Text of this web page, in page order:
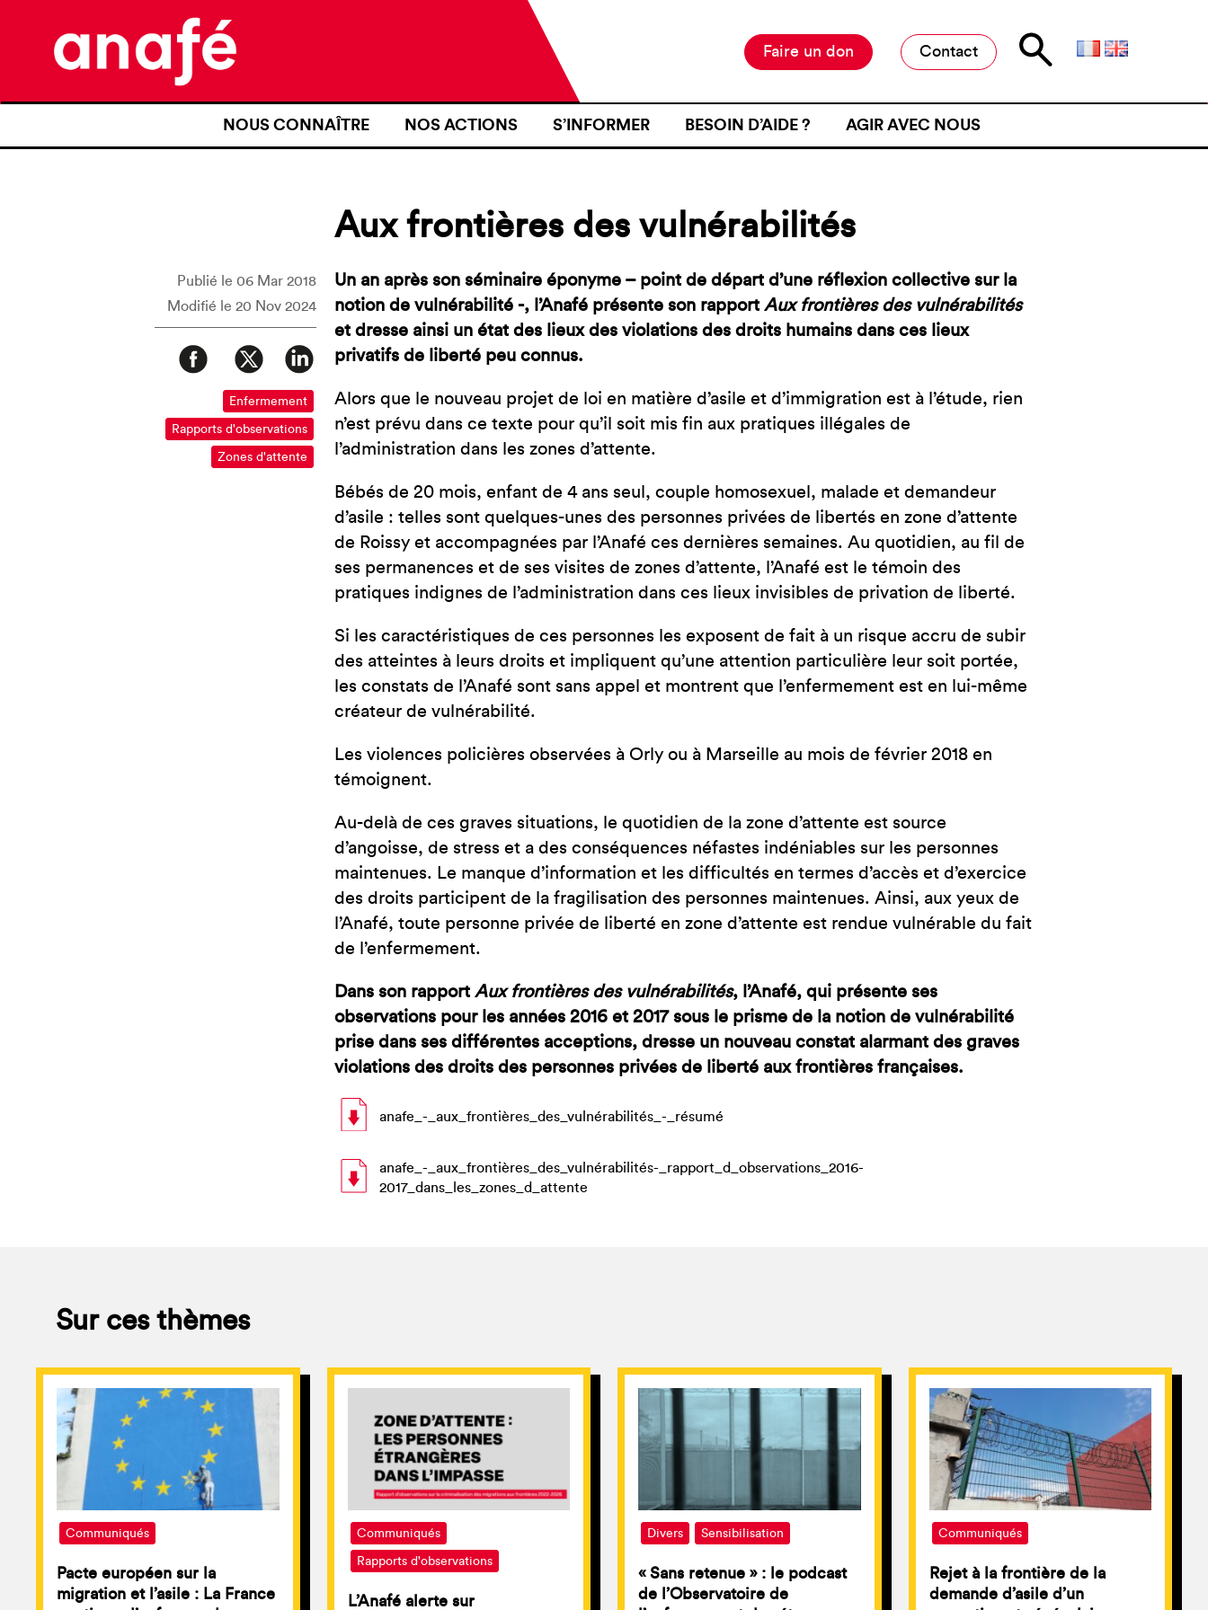
NOUS CONNAÎTRE
NOS REVENDICATIONS
TRANSPARENCE
NOS PARTENAIRES
NOS ACTIONS
NOS MOYENS D’ACTION
S’INFORMER
RESSOURCES
CARTOGRAPHIE
BESOIN D’AIDE ?
J’AI FAIT L’OBJET D’UN CONTRÔLE
INTÉRIEURE TERRESTRE
J’AI ÉTÉ VICTIME DE VIOLENCE À UNE
FRONTIÈRE
JE SUIS EN FRANCE
AGIR AVEC NOUS
RESTER INFORMÉ·E
Faire un don Contact
Aux frontières des vulnérabilités
Publié le 06 Mar 2018
Modifié le 20 Nov 2024
Enfermement
Rapports d'observations
Zones d'attente
Un an après son séminaire éponyme – point de départ d’une réflexion collective sur la
notion de vulnérabilité -, l’Anafé présente son rapport Aux frontières des vulnérabilités
et dresse ainsi un état des lieux des violations des droits humains dans ces lieux
privatifs de liberté peu connus.
Alors que le nouveau projet de loi en matière d’asile et d’immigration est à l’étude, rien
n’est prévu dans ce texte pour qu’il soit mis fin aux pratiques illégales de
l’administration dans les zones d’attente.
Bébés de 20 mois, enfant de 4 ans seul, couple homosexuel, malade et demandeur
d’asile : telles sont quelques-unes des personnes privées de libertés en zone d’attente
de Roissy et accompagnées par l’Anafé ces dernières semaines. Au quotidien, au fil de
ses permanences et de ses visites de zones d’attente, l’Anafé est le témoin des
pratiques indignes de l’administration dans ces lieux invisibles de privation de liberté.
Si les caractéristiques de ces personnes les exposent de fait à un risque accru de subir
des atteintes à leurs droits et impliquent qu’une attention particulière leur soit portée,
les constats de l’Anafé sont sans appel et montrent que l’enfermement est en lui-même
créateur de vulnérabilité.
Les violences policières observées à Orly ou à Marseille au mois de février 2018 en
témoignent.
Au-delà de ces graves situations, le quotidien de la zone d’attente est source
d’angoisse, de stress et a des conséquences néfastes indéniables sur les personnes
maintenues. Le manque d’information et les difficultés en termes d’accès et d’exercice
des droits participent de la fragilisation des personnes maintenues. Ainsi, aux yeux de
l’Anafé, toute personne privée de liberté en zone d’attente est rendue vulnérable du fait
de l’enfermement.
Dans son rapport Aux frontières des vulnérabilités, l’Anafé, qui présente ses
observations pour les années 2016 et 2017 sous le prisme de la notion de vulnérabilité
prise dans ses différentes acceptions, dresse un nouveau constat alarmant des graves
violations des droits des personnes privées de liberté aux frontières françaises.
anafe_-_aux_frontières_des_vulnérabilités_-_résumé
anafe_-_aux_frontières_des_vulnérabilités-_rapport_d_observations_2016-
2017_dans_les_zones_d_attente
Sur ces thèmes
Communiqués
Pacte européen sur la
migration et l’asile : La France
Communiqués
Rapports d'observations
L’Anafé alerte sur
Divers Sensibilisation
« Sans retenue » : le podcast
de l’Observatoire de
Communiqués
Rejet à la frontière de la
demande d’asile d’un